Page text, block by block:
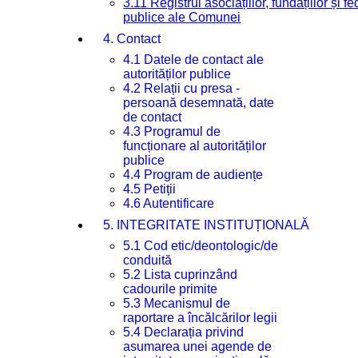
3.11 Registrul asociațiilor, fundațiilor și
publice ale Comunei
4. Contact
4.1 Datele de contact ale
autorităților publice
4.2 Relații cu presa -
persoană desemnată, date
de contact
4.3 Programul de
funcționare al autorităților
publice
4.4 Program de audiențe
4.5 Petiții
4.6 Autentificare
5. INTEGRITATE INSTITUȚIONALĂ
5.1 Cod etic/deontologic/de
conduită
5.2 Lista cuprinzând
cadourile primite
5.3 Mecanismul de
raportare a încălcărilor legii
5.4 Declarația privind
asumarea unei agende de